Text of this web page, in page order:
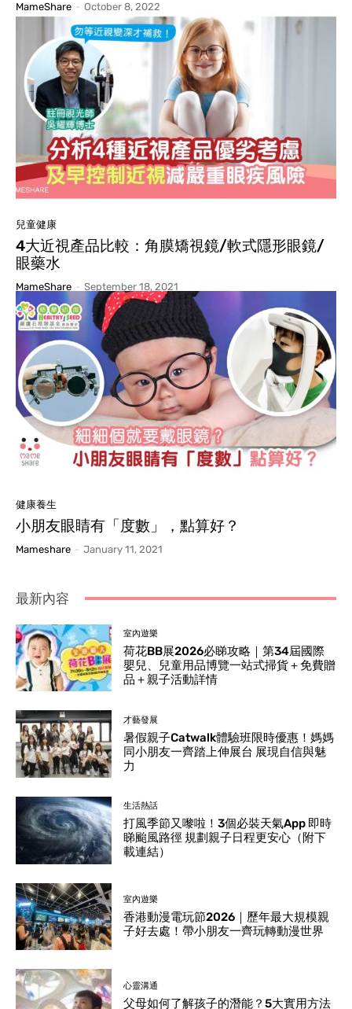
MameShare - October 8, 2022
兒童健康
4大近視產品比較：角膜矯視鏡/軟式隱形眼鏡/
眼藥水
MameShare - September 18, 2021
健康養生
小朋友眼睛有「度數」，點算好？
Mameshare - January 11, 2021
最新內容
室內遊樂
荷花BB展2026必睇攻略｜第34屆國際
嬰兒、兒童用品博覽一站式掃貨＋免費贈
品＋親子活動詳情
才藝發展
暑假親子Catwalk體驗班限時優惠！媽媽
同小朋友一齊踏上伸展台 展現自信與魅
力
生活熱話
打風季節又嚟啦！3個必裝天氣App 即時
睇颱風路徑 規劃親子日程更安心（附下
載連結）
室內遊樂
香港動漫電玩節2026｜歷年最大規模親
子好去處！帶小朋友一齊玩轉動漫世界
心靈溝通
父母如何了解孩子的潛能？5大實用方法